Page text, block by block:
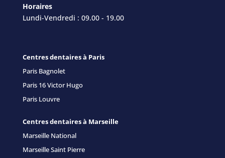
Horaires
Lundi-Vendredi : 09.00 - 19.00
Centres dentaires à Paris
Paris Bagnolet
Paris 16 Victor Hugo
Paris Louvre
Centres dentaires à Marseille
Marseille National
Marseille Saint Pierre